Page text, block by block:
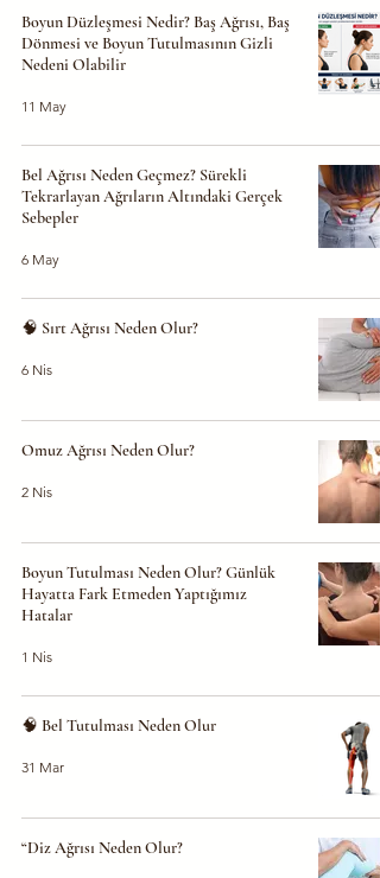
Boyun Düzleşmesi Nedir? Baş Ağrısı, Baş
Dönmesi ve Boyun Tutulmasının Gizli
Nedeni Olabilir
11 May
Bel Ağrısı Neden Geçmez? Sürekli
Tekrarlayan Ağrıların Altındaki Gerçek
Sebepler
6 May
🧠 Sırt Ağrısı Neden Olur?
6 Nis
Omuz Ağrısı Neden Olur?
2 Nis
Boyun Tutulması Neden Olur? Günlük
Hayatta Fark Etmeden Yaptığımız
Hatalar
1 Nis
🧠 Bel Tutulması Neden Olur
31 Mar
“Diz Ağrısı Neden Olur?